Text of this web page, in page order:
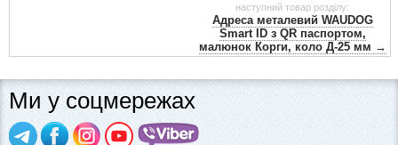
наступний товар розділу:
Адреса металевий WAUDOG
Smart ID з QR паспортом,
малюнок Корги, коло Д-25 мм →
Ми у соцмережах